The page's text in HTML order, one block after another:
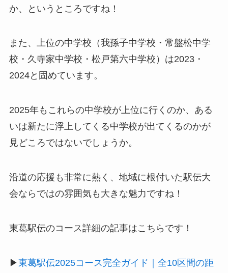
か、というところですね！
また、上位の中学校（我孫子中学校・常盤松中学
校・久寺家中学校・松戸第六中学校）は2023・
2024と固めています。
2025年もこれらの中学校が上位に行くのか、ある
いは新たに浮上してくる中学校が出てくるのかが
見どころではないでしょうか。
沿道の応援も非常に熱く、地域に根付いた駅伝大
会ならではの雰囲気も大きな魅力ですね！
東葛駅伝のコース詳細の記事はこちらです！
▶東葛駅伝2025コース完全ガイド｜全10区間の距